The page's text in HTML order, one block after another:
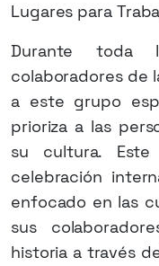
Lugares para
Durante
colaboradores de
a este grupo
prioriza a las
su cultura.
celebración
enfocado en las
sus
historia a través